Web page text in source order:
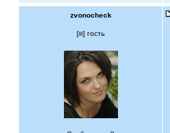
zvonocheck
[ ] гость